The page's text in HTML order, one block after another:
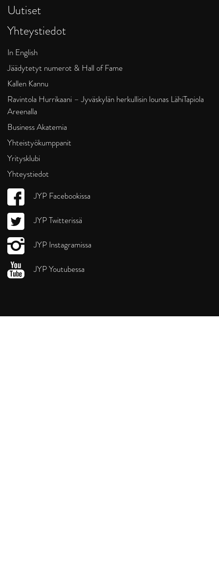
Uutiset
Yhteystiedot
In English
Jäädytetyt numerot & Hall of Fame
Kallen Kannu
Ravintola Hurrikaani – Jyväskylän herkullisin lounas LähiTapiola
Areenalla
Business Akatemia
Yhteistyökumppanit
Yritysklubi
Yhteystiedot
JYP Facebookissa
JYP Twitterissä
JYP Instagramissa
JYP Youtubessa